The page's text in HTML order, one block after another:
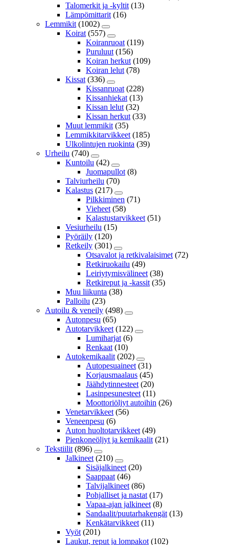
Talomerkit ja -kyltit (13)
Lämpömittarit (16)
Lemmikit (1002)
Koirat (557)
Koiranruoat (119)
Puruluut (156)
Koiran herkut (109)
Koiran lelut (78)
Kissat (336)
Kissanruoat (228)
Kissanhiekat (13)
Kissan lelut (32)
Kissan herkut (33)
Muut lemmikit (35)
Lemmikkitarvikkeet (185)
Ulkolintujen ruokinta (39)
Urheilu (740)
Kuntoilu (42)
Juomapullot (8)
Talviurheilu (70)
Kalastus (217)
Pilkkiminen (71)
Vieheet (58)
Kalastustarvikkeet (51)
Vesiurheilu (15)
Pyöräily (120)
Retkeily (301)
Otsavalot ja retkivalaisimet (72)
Retkiruokailu (49)
Leiriytymisvälineet (38)
Retkireput ja -kassit (35)
Muu liikunta (38)
Palloilu (23)
Autoilu & veneily (498)
Autonpesu (65)
Autotarvikkeet (122)
Lumiharjat (6)
Renkaat (10)
Autokemikaalit (202)
Autopesuaineet (31)
Korjausmaalaus (45)
Jäähdytinnesteet (20)
Lasinpesunesteet (11)
Moottoriöljyt autoihin (26)
Venetarvikkeet (56)
Veneenpesu (6)
Auton huoltotarvikkeet (49)
Pienkoneöljyt ja kemikaalit (21)
Tekstiilit (896)
Jalkineet (210)
Sisäjalkineet (20)
Saappaat (46)
Talvijalkineet (86)
Pohjalliset ja nastat (17)
Vapaa-ajan jalkineet (8)
Sandaalit/puutarhakengät (13)
Kenkätarvikkeet (11)
Vyöt (201)
Laukut, reput ja lompakot (102)